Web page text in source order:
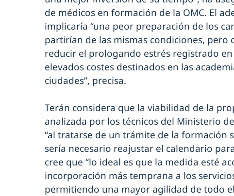
de médicos en formación de la OMC. El
implicaría “una peor preparación de los
partirían de las mismas condiciones, pero
reducir el prologando estrés registrado
elevados costes destinados en las
ciudades”, precisa.
Terán considera que la viabilidad de la
analizada por los técnicos del Ministerio
“al tratarse de un trámite de la formación
sería necesario reajustar el calendario
cree que “lo ideal es que la medida esté
incorporación más temprana a los
permitiendo una mayor agilidad de todo